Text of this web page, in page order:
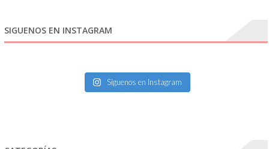
SIGUENOS EN INSTAGRAM
Síguenos en Instagram